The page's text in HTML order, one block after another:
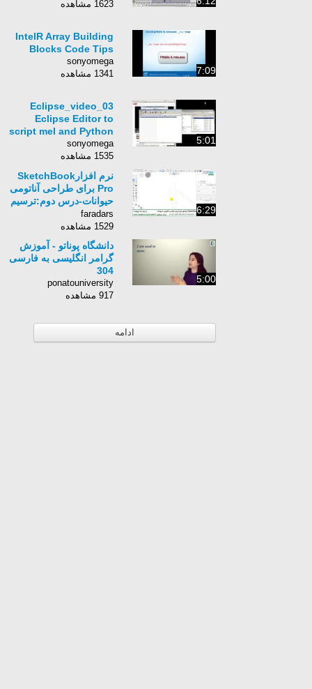
1623 مشاهده
7:09
IntelR Array Building
Blocks Code Tips
sonyomega
1341 مشاهده
5:01
Eclipse_video_03
Eclipse Editor to
script mel and Python
sonyomega
1535 مشاهده
6:29
نرم افزارSketchBook
Pro برای طراحی آناتومی
حیوانات-درس دوم:ترسیم
حیوانات-بخش بیست و
دوم: زرافه و..
faradars
1529 مشاهده
5:00
دانشگاه پوناتو - آموزش
گرامر انگلیسی به فارسی
304
ponatouniversity
917 مشاهده
ادامه